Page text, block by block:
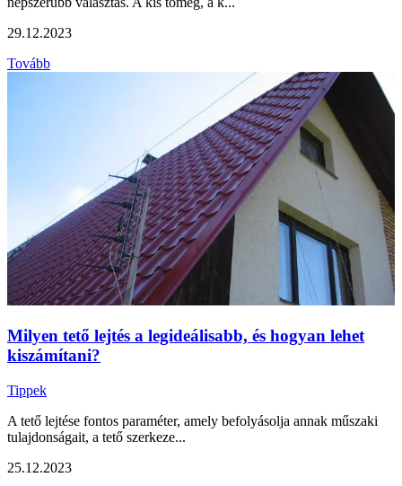
29.12.2023
Tovább
Milyen tető lejtés a legideálisabb, és hogyan lehet
kiszámítani?
Tippek
A tető lejtése fontos paraméter, amely befolyásolja annak műszaki
tulajdonságait, a tető szerkeze...
25.12.2023